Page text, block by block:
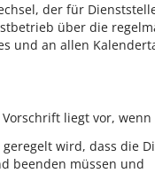
der für
über die
und an allen
liegt vor, wenn
wird, dass die
beenden müssen und